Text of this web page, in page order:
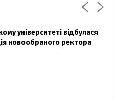
лише притуплює біль»:
Діанов вдруге
та показав фото з весілля
університеті відбулася
новообраного ректора